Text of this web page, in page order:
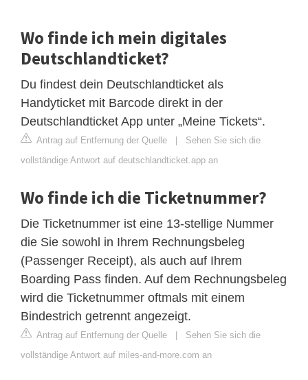
Wo finde ich mein digitales
Deutschlandticket?
Du findest dein Deutschlandticket als
Handyticket mit Barcode direkt in der
Deutschlandticket App unter „Meine Tickets“.
Antrag auf Entfernung der Quelle | Sehen Sie sich die
vollständige Antwort auf deutschlandticket.app an
Wo finde ich die Ticketnummer?
Die Ticketnummer ist eine 13-stellige Nummer
die Sie sowohl in Ihrem Rechnungsbeleg
(Passenger Receipt), als auch auf Ihrem
Boarding Pass finden. Auf dem Rechnungsbeleg
wird die Ticketnummer oftmals mit einem
Bindestrich getrennt angezeigt.
Antrag auf Entfernung der Quelle | Sehen Sie sich die
vollständige Antwort auf miles-and-more.com an